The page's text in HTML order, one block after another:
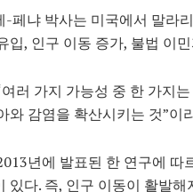
-페냐 박사는 미국에서 말라
입, 인구 이동 증가, 불법 이
여러 가지 가능성 중 한 가지
와 감염을 확산시키는 것”이
년에 발표된 한 연구에 따
있다. 즉, 인구 이동이 활발